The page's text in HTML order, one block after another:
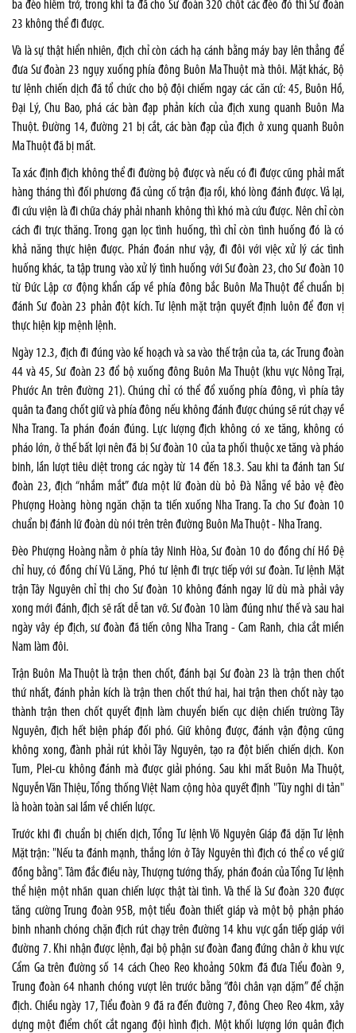
ba đèo hiểm trở, trong khi ta đã cho Sư đoàn 320 chốt các đèo đó thì Sư đoàn
23 không thể đi được.
Và là sự thật hiển nhiên, địch chỉ còn cách hạ cánh bằng máy bay lên thẳng để
đưa Sư đoàn 23 ngụy xuống phía đông Buôn Ma Thuột mà thôi. Mặt khác, Bộ
tư lệnh chiến dịch đã tổ chức cho bộ đội chiếm ngay các căn cứ: 45, Buôn Hồ,
Đại Lý, Chu Bao, phá các bàn đạp phản kích của địch xung quanh Buôn Ma
Thuột. Đường 14, đường 21 bị cắt, các bàn đạp của địch ở xung quanh Buôn
Ma Thuột đã bị mất.
Ta xác định địch không thể đi đường bộ được và nếu có đi được cũng phải mất
hàng tháng thì đối phương đã củng cố trận địa rồi, khó lòng đánh được. Vả lại,
đi cứu viện là đi chữa cháy phải nhanh không thì khó mà cứu được. Nên chỉ còn
cách đi trực thăng. Trong gạn lọc tình huống, thì chỉ còn tình huống đó là có
khả năng thực hiện được. Phán đoán như vậy, đi đôi với việc xử lý các tình
huống khác, ta tập trung vào xử lý tình huống với Sư đoàn 23, cho Sư đoàn 10
từ Đức Lập cơ động khẩn cấp về phía đông bắc Buôn Ma Thuột để chuẩn bị
đánh Sư đoàn 23 phản đột kích. Tư lệnh mặt trận quyết định luôn để đơn vị
thực hiện kịp mệnh lệnh.
Ngày 12.3, địch đi đúng vào kế hoạch và sa vào thế trận của ta, các Trung đoàn
44 và 45, Sư đoàn 23 đổ bộ xuống đông Buôn Ma Thuột (khu vực Nông Trại,
Phước An trên đường 21). Chúng chỉ có thể đổ xuống phía đông, vì phía tây
quân ta đang chốt giữ và phía đông nếu không đánh được chúng sẽ rút chạy về
Nha Trang. Ta phán đoán đúng. Lực lượng địch không có xe tăng, không có
pháo lớn, ở thế bất lợi nên đã bị Sư đoàn 10 của ta phối thuộc xe tăng và pháo
binh, lần lượt tiêu diệt trong các ngày từ 14 đến 18.3. Sau khi ta đánh tan Sư
đoàn 23, địch “nhắm mắt” đưa một lữ đoàn dù bỏ Đà Nẵng về bảo vệ đèo
Phượng Hoàng hòng ngăn chặn ta tiến xuống Nha Trang. Ta cho Sư đoàn 10
chuẩn bị đánh lữ đoàn dù nói trên trên đường Buôn Ma Thuột - Nha Trang.
Đèo Phượng Hoàng nằm ở phía tây Ninh Hòa, Sư đoàn 10 do đồng chí Hồ Đệ
chỉ huy, có đồng chí Vũ Lăng, Phó tư lệnh đi trực tiếp với sư đoàn. Tư lệnh Mặt
trận Tây Nguyên chỉ thị cho Sư đoàn 10 không đánh ngay lữ dù mà phải vây
xong mới đánh, địch sẽ rất dễ tan vỡ. Sư đoàn 10 làm đúng như thế và sau hai
ngày vây ép địch, sư đoàn đã tiến công Nha Trang - Cam Ranh, chia cắt miền
Nam làm đôi.
Trận Buôn Ma Thuột là trận then chốt, đánh bại Sư đoàn 23 là trận then chốt
thứ nhất, đánh phản kích là trận then chốt thứ hai, hai trận then chốt này tạo
thành trận then chốt quyết định làm chuyển biến cục diện chiến trường Tây
Nguyên, địch hết biện pháp đối phó. Giữ không được, đánh vận động cũng
không xong, đành phải rút khỏi Tây Nguyên, tạo ra đột biến chiến dịch. Kon
Tum, Plei-cu không đánh mà được giải phóng. Sau khi mất Buôn Ma Thuột,
Nguyễn Văn Thiệu, Tổng thống Việt Nam cộng hòa quyết định "Tùy nghi di tản"
là hoàn toàn sai lầm về chiến lược.
Trước khi đi chuẩn bị chiến dịch, Tổng Tư lệnh Võ Nguyên Giáp đã dặn Tư lệnh
Mặt trận: "Nếu ta đánh mạnh, thắng lớn ở Tây Nguyên thì địch có thể co về giữ
đồng bằng". Tâm đắc điều này, Thượng tướng thấy, phán đoán của Tổng Tư lệnh
thể hiện một nhãn quan chiến lược thật tài tình. Và thế là Sư đoàn 320 được
tăng cường Trung đoàn 95B, một tiểu đoàn thiết giáp và một bộ phận pháo
binh nhanh chóng chặn địch rút chạy trên đường 14 khu vực gần tiếp giáp với
đường 7. Khi nhận được lệnh, đại bộ phận sư đoàn đang đứng chân ở khu vực
Cẩm Ga trên đường số 14 cách Cheo Reo khoảng 50km đã đưa Tiểu đoàn 9,
Trung đoàn 64 nhanh chóng vượt lên trước bằng “đôi chân vạn dặm” để chặn
địch. Chiều ngày 17, Tiểu đoàn 9 đã ra đến đường 7, đông Cheo Reo 4km, xây
dựng một điểm chốt cắt ngang đội hình địch. Một khối lượng lớn quân địch